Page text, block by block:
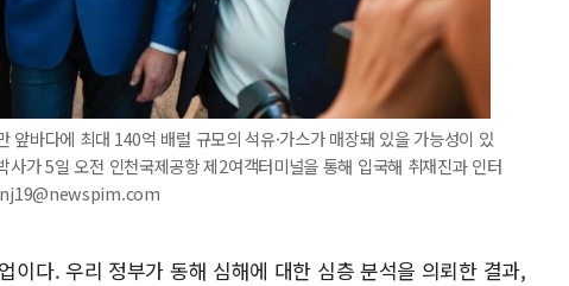
앞바다에 최대 140억 배럴 규모의 석유·가스가 매장돼 있을 가능성이 있
가 5일 오전 인천국제공항 제2여객터미널을 통해 입국해 취재진과 인터
이다. 우리 정부가 동해 심해에 대한 심층 분석을 의뢰한 결과,